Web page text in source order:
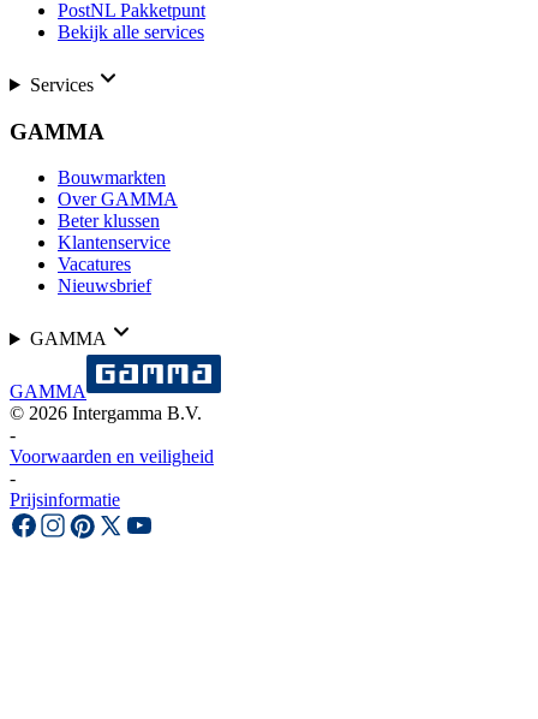
PostNL Pakketpunt
Bekijk alle services
Services
GAMMA
Bouwmarkten
Over GAMMA
Beter klussen
Klantenservice
Vacatures
Nieuwsbrief
GAMMA
GAMMA
© 2026 Intergamma B.V.
-
Voorwaarden en veiligheid
-
Prijsinformatie